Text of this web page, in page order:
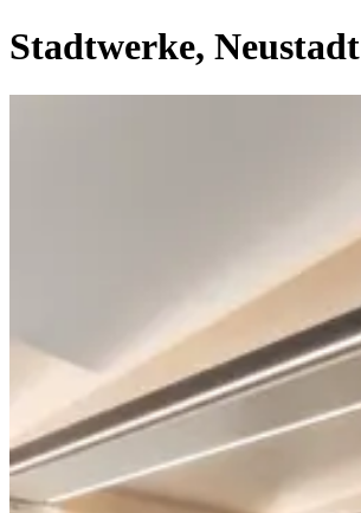
Stadtwerke, Neustadt